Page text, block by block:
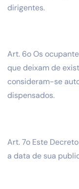
dirigentes.
Art. 6o Os
que deixam de
consideram-se
dispensados.
Art. 7o Este
a data de sua